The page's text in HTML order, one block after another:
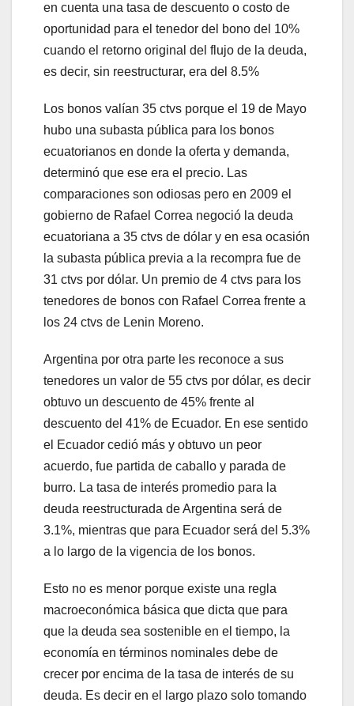
en cuenta una tasa de descuento o costo de
oportunidad para el tenedor del bono del 10%
cuando el retorno original del flujo de la deuda,
es decir, sin reestructurar, era del 8.5%
Los bonos valían 35 ctvs porque el 19 de Mayo
hubo una subasta pública para los bonos
ecuatorianos en donde la oferta y demanda,
determinó que ese era el precio. Las
comparaciones son odiosas pero en 2009 el
gobierno de Rafael Correa negoció la deuda
ecuatoriana a 35 ctvs de dólar y en esa ocasión
la subasta pública previa a la recompra fue de
31 ctvs por dólar. Un premio de 4 ctvs para los
tenedores de bonos con Rafael Correa frente a
los 24 ctvs de Lenin Moreno.
Argentina por otra parte les reconoce a sus
tenedores un valor de 55 ctvs por dólar, es decir
obtuvo un descuento de 45% frente al
descuento del 41% de Ecuador. En ese sentido
el Ecuador cedió más y obtuvo un peor
acuerdo, fue partida de caballo y parada de
burro. La tasa de interés promedio para la
deuda reestructurada de Argentina será de
3.1%, mientras que para Ecuador será del 5.3%
a lo largo de la vigencia de los bonos.
Esto no es menor porque existe una regla
macroeconómica básica que dicta que para
que la deuda sea sostenible en el tiempo, la
economía en términos nominales debe de
crecer por encima de la tasa de interés de su
deuda. Es decir en el largo plazo solo tomando